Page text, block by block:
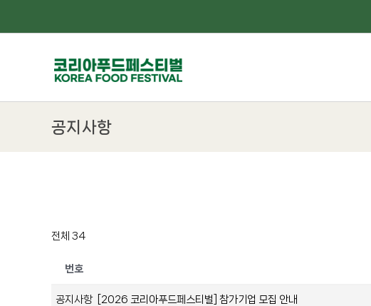
공지사항
전체 34
번호
공지사항 [2026 코리아푸드페스티벌] 참가기업 모집 안내